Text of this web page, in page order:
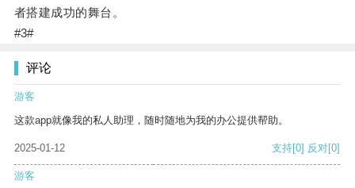
者搭建成功的舞台。
#3#
评论
游客
这款app就像我的私人助理，随时随地为我的办公提供帮助。
2025-01-12 支持[0] 反对[0]
游客